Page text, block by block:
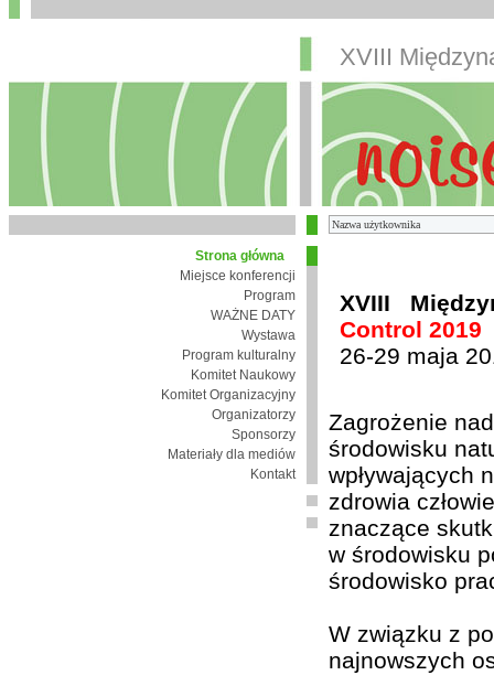
XVIII
Strona główna
Miejsce konferencji
Program
WAŻNE DATY
Wystawa
Program kulturalny
Komitet Naukowy
Komitet Organizacyjny
Organizatorzy
Sponsorzy
Materiały dla mediów
Kontakt
XVIII
Control 2019
26-29 maja
Zagrożenie
środowisku
wpływających
zdrowia
znaczące
w środowisku
środowisko
W związku z
najnowszych